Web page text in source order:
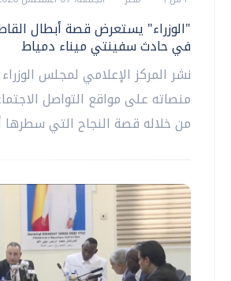
"الوزراء" يستعرض قصة أبطال
في حادث سفينتي ميناء دمياط
نشر المركز الإعلامي لمجلس
منصاته على مواقع التواصل
من خلاله قصة النجاح التي سطرها